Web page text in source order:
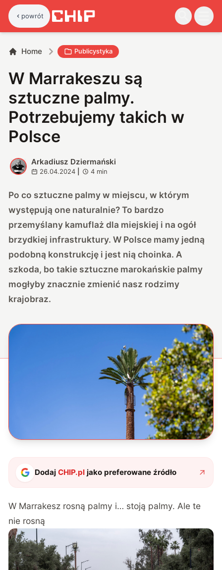
powrót
Home Publicystyka
W Marrakeszu są
sztuczne palmy.
Potrzebujemy takich w
Polsce
A
Arkadiusz Dziermański
26.04.2024 4 min
Po co sztuczne palmy w miejscu, w którym
występują one naturalnie? To bardzo
przemyślany kamuflaż dla miejskiej i na ogół
brzydkiej infrastruktury. W Polsce mamy jedną
podobną konstrukcję i jest nią choinka. A
szkoda, bo takie sztuczne marokańskie palmy
mogłyby znacznie zmienić nasz rodzimy
krajobraz.
DodajCHIP.pl jako preferowane źródło
W Marrakesz rosną palmy i… stoją palmy. Ale te
nie rosną